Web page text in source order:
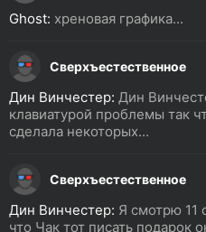
Ghost: хреновая графика...
Сверхъестественное
Дин Винчестер: Дин
клавиатурой проблемы так
сделала некоторых...
Сверхъестественное
Дин Винчестер: Я смотрю 11
что Чак тот писать подарок